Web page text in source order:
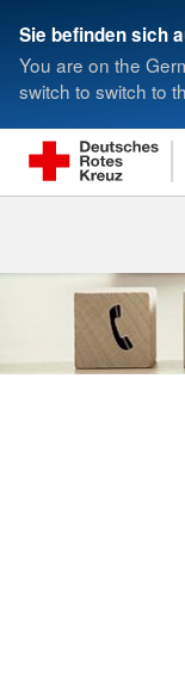
Sie befinden sich
You are on the
switch to switch to